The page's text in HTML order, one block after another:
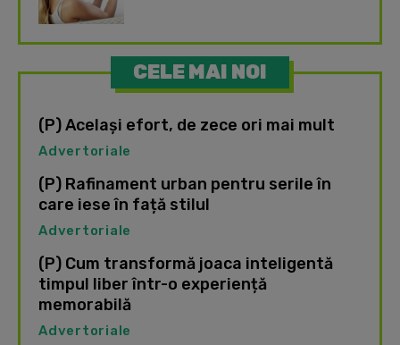
CELE MAI NOI
(P) Același efort, de zece ori mai mult
Advertoriale
(P) Rafinament urban pentru serile în
care iese în față stilul
Advertoriale
(P) Cum transformă joaca inteligentă
timpul liber într-o experiență
memorabilă
Advertoriale